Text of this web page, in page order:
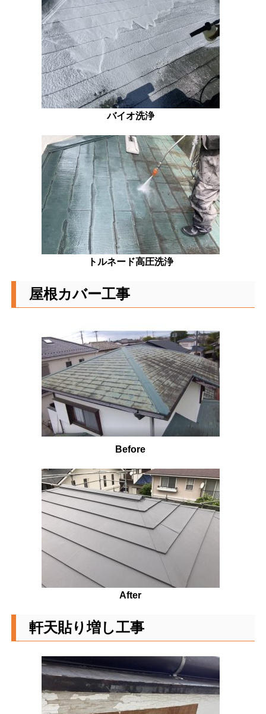
バイオ洗浄
トルネード高圧洗浄
屋根カバー工事
Before
After
軒天貼り増し工事